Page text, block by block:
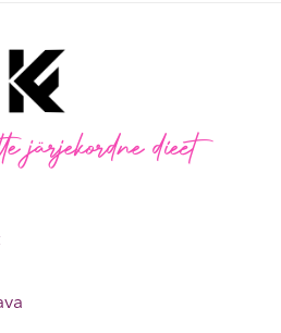
järjekordne dieet